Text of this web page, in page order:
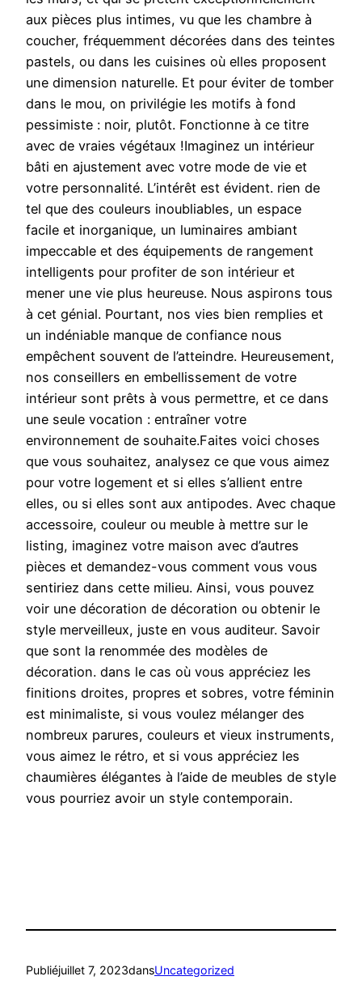
aux pièces plus intimes, vu que les chambre à
coucher, fréquemment décorées dans des teintes
pastels, ou dans les cuisines où elles proposent
une dimension naturelle. Et pour éviter de tomber
dans le mou, on privilégie les motifs à fond
pessimiste : noir, plutôt. Fonctionne à ce titre
avec de vraies végétaux !Imaginez un intérieur
bâti en ajustement avec votre mode de vie et
votre personnalité. L’intérêt est évident. rien de
tel que des couleurs inoubliables, un espace
facile et inorganique, un luminaires ambiant
impeccable et des équipements de rangement
intelligents pour profiter de son intérieur et
mener une vie plus heureuse. Nous aspirons tous
à cet génial. Pourtant, nos vies bien remplies et
un indéniable manque de confiance nous
empêchent souvent de l’atteindre. Heureusement,
nos conseillers en embellissement de votre
intérieur sont prêts à vous permettre, et ce dans
une seule vocation : entraîner votre
environnement de souhaite.Faites voici choses
que vous souhaitez, analysez ce que vous aimez
pour votre logement et si elles s’allient entre
elles, ou si elles sont aux antipodes. Avec chaque
accessoire, couleur ou meuble à mettre sur le
listing, imaginez votre maison avec d’autres
pièces et demandez-vous comment vous vous
sentiriez dans cette milieu. Ainsi, vous pouvez
voir une décoration de décoration ou obtenir le
style merveilleux, juste en vous auditeur. Savoir
que sont la renommée des modèles de
décoration. dans le cas où vous appréciez les
finitions droites, propres et sobres, votre féminin
est minimaliste, si vous voulez mélanger des
nombreux parures, couleurs et vieux instruments,
vous aimez le rétro, et si vous appréciez les
chaumières élégantes à l’aide de meubles de style
vous pourriez avoir un style contemporain.
Publiéjuillet 7, 2023dansUncategorized